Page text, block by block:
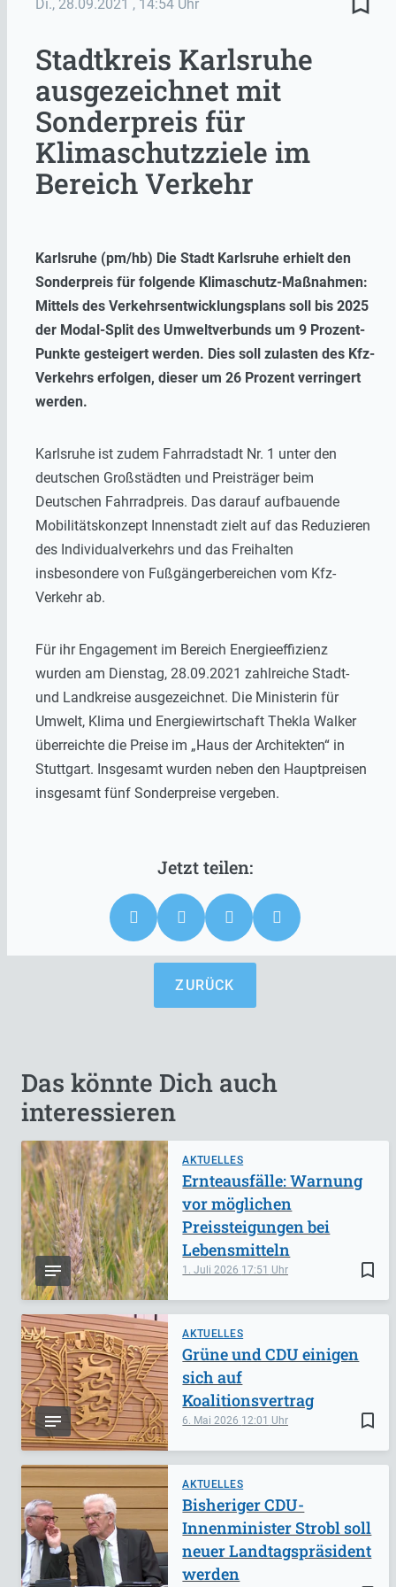
Di., 28.09.2021 , 14:54 Uhr
Stadtkreis Karlsruhe
ausgezeichnet mit
Sonderpreis für
Klimaschutzziele im
Bereich Verkehr
Karlsruhe (pm/hb) Die Stadt Karlsruhe erhielt den
Sonderpreis für folgende Klimaschutz-Maßnahmen:
Mittels des Verkehrsentwicklungsplans soll bis 2025
der Modal-Split des Umweltverbunds um 9 Prozent-
Punkte gesteigert werden. Dies soll zulasten des Kfz-
Verkehrs erfolgen, dieser um 26 Prozent verringert
werden.
Karlsruhe ist zudem Fahrradstadt Nr. 1 unter den
deutschen Großstädten und Preisträger beim
Deutschen Fahrradpreis. Das darauf aufbauende
Mobilitätskonzept Innenstadt zielt auf das Reduzieren
des Individualverkehrs und das Freihalten
insbesondere von Fußgängerbereichen vom Kfz-
Verkehr ab.
Für ihr Engagement im Bereich Energieeffizienz
wurden am Dienstag, 28.09.2021 zahlreiche Stadt-
und Landkreise ausgezeichnet. Die Ministerin für
Umwelt, Klima und Energiewirtschaft Thekla Walker
überreichte die Preise im „Haus der Architekten“ in
Stuttgart. Insgesamt wurden neben den Hauptpreisen
insgesamt fünf Sonderpreise vergeben.
ZURÜCK
Das könnte Dich auch
interessieren
AKTUELLES
bookmark_border
1. Juli 2026 17:51
Ernteausfälle: Warnung
vor möglichen
Preissteigungen bei
Lebensmitteln
AKTUELLES
bookmark_border
6. Mai 2026 12:01
Grüne und CDU einigen
sich auf
Koalitionsvertrag
AKTUELLES
Bisheriger CDU-
Innenminister Strobl soll
neuer Landtagspräsident
werden